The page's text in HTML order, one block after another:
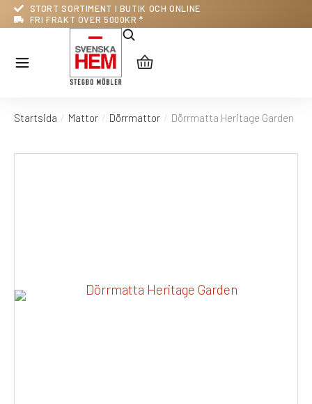
STORT SORTIMENT I BUTIK OCH ONLINE
FRI FRAKT ÖVER 5000KR *
Du är här:
Startsida Mattor Dörrmattor Dörrmatta Heritage Garden